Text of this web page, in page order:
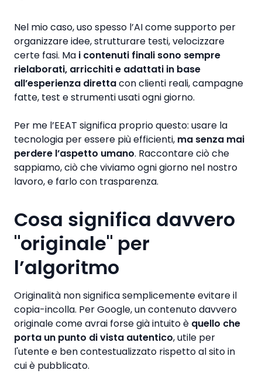
Nel mio caso, uso spesso l’AI come supporto per
organizzare idee, strutturare testi, velocizzare
certe fasi. Ma i contenuti finali sono sempre
rielaborati, arricchiti e adattati in base
all’esperienza direttacon clienti reali, campagne
fatte, test e strumenti usati ogni giorno.
Per me l’EEAT significa proprio questo: usare la
tecnologia per essere più efficienti, ma senza mai
perdere l’aspetto umano. Raccontare ciò che
sappiamo, ciò che viviamo ogni giorno nel nostro
lavoro, e farlo con trasparenza.
Cosa significa davvero
"originale" per
l’algoritmo
Originalità non significa semplicemente evitare il
copia-incolla. Per Google, un contenuto davvero
originale come avrai forse già intuito è quello che
porta un punto di vista autentico, utile per
l'utente e ben contestualizzato rispetto al sito in
cui è pubblicato.